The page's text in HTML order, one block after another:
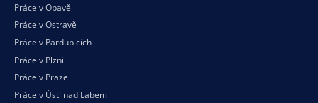
Práce v Opavě
Práce v Ostravě
Práce v Pardubicích
Práce v Plzni
Práce v Praze
Práce v Ústí nad Labem